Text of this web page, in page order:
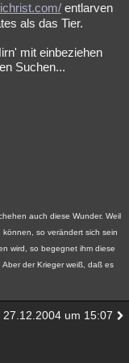
entlarven
als das Tier.
mit einbeziehen
Suchen...
auch diese Wunder. Weil
so verändert sich sein
wird, so begegnet ihm diese
der Krieger weiß, daß es
27.12.2004 um 15:07